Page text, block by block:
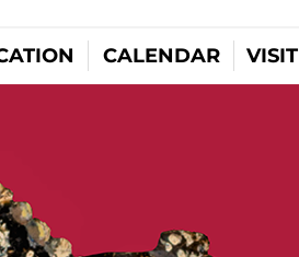
CALENDAR VISIT